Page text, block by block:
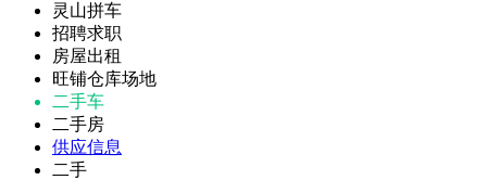
灵山拼车
招聘求职
房屋出租
旺铺仓库场地
二手车
二手房
供应信息
二手